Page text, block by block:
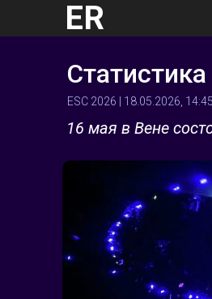
ER
ESC 2026 | 18.05.2026,
16 мая в Вене